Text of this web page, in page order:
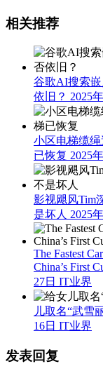
相关推荐
谷歌AI搜索
依旧？ 2025
小区电梯缆
已恢复 2025
影视飓风Tim
是坏人 2025
The Fastest
China’s First
27日 IT业界
儿取名“武雪
16日 IT业界
发表回复